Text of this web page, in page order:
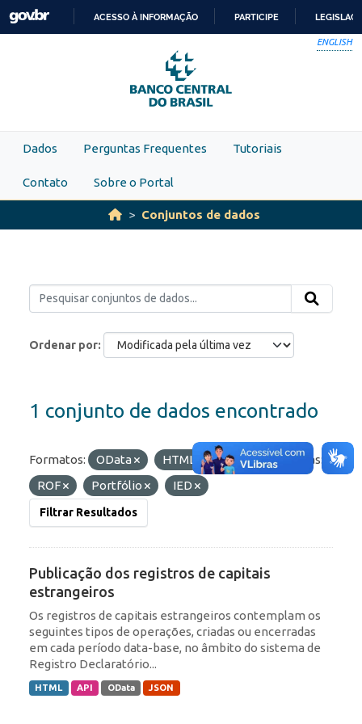
Skip to main content
PARA
O
CONTEÚDO
ACESSO À INFORMAÇÃO PARTICIPE
ENGLISH
Dados Perguntas Frequentes Tutoriais
Contato Sobre o Portal
Conjuntos de dados
Ordenar por
1 conjunto de dados encontrado
Formatos: OData HTML API
Etiquetas:
ROF
Portfólio IED
Filtrar Resultados
Publicação dos registros de capitais
estrangeiros
Os registros de capitais estrangeiros contemplam os
seguintes tipos de operações, criadas ou encerradas
em cada período data-base, no âmbito do sistema de
Registro Declaratório...
HTML API OData JSON